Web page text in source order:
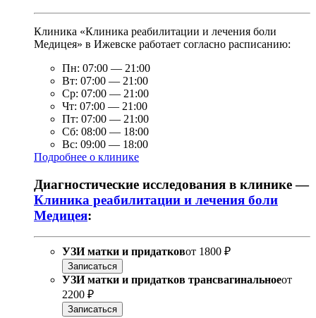
Клиника «Клиника реабилитации и лечения боли
Медицея» в Ижевске работает согласно расписанию:
Пн: 07:00 — 21:00
Вт: 07:00 — 21:00
Ср: 07:00 — 21:00
Чт: 07:00 — 21:00
Пт: 07:00 — 21:00
Сб: 08:00 — 18:00
Вс: 09:00 — 18:00
Подробнее о клинике
Диагностические исследования в клинике —
Клиника реабилитации и лечения боли
Медицея:
УЗИ матки и придатковот 1800 ₽
Записаться
УЗИ матки и придатков трансвагинальноеот
2200 ₽
Записаться